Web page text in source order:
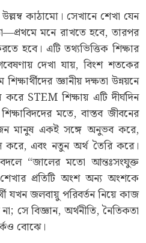
কাঠামো। সেখানে শেখা যেন
মনে রাখতে হবে, তারপর
হবে। এটি তথ্যভিত্তিক শিক্ষার
দেখা যায়, বিংশ শতকের
শিক্ষার্থীদের জ্ঞানীয় দক্ষতা উন্নয়নে
STEM শিক্ষায় এটি দীর্ঘদিন
মতে, বাস্তব জীবনের
মানুষ একই সঙ্গে অনুভব করে,
করে, এবং নতুন অর্থ তৈরি করে।
“জালের মতো আন্তঃসংযুক্ত
প্রতিটি অংশ অন্য অংশকে
যখন জলবায়ু পরিবর্তন নিয়ে কাজ
সে বিজ্ঞান, অর্থনীতি, নৈতিকতা
বোঝে।